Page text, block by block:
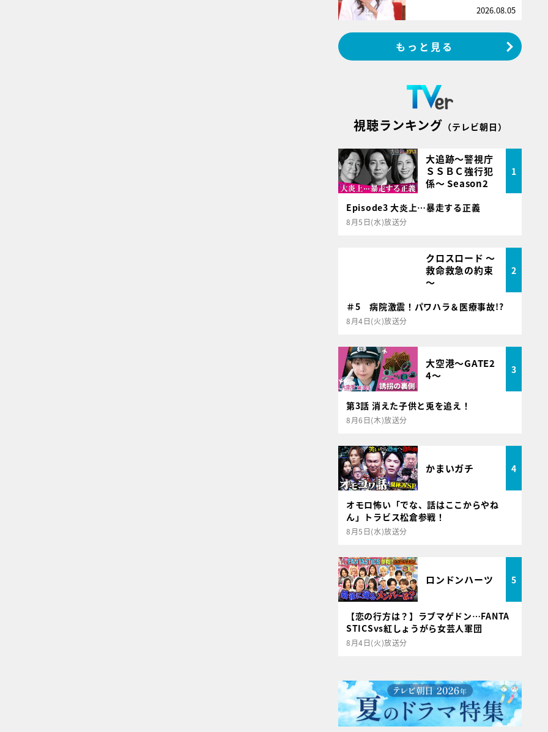
2026.08.05
もっと見る
視聴ランキング （テレビ朝日）
大追跡～警視庁
ＳＳＢＣ強行犯
係～ Season2
1
Episode3 大炎上…暴走する正義
8月5日(水)放送分
クロスロード ～
救命救急の約束
～
2
＃5 病院激震！パワハラ＆医療事故!?
8月4日(火)放送分
大空港～GATE2
4～
3
第3話 消えた子供と兎を追え！
8月6日(木)放送分
かまいガチ 4
オモロ怖い「でな、話はここからやね
ん」トラビス松倉参戦！
8月5日(水)放送分
ロンドンハーツ 5
【恋の行方は？】ラブマゲドン…FANTA
STICSvs紅しょうがら女芸人軍団
8月4日(火)放送分